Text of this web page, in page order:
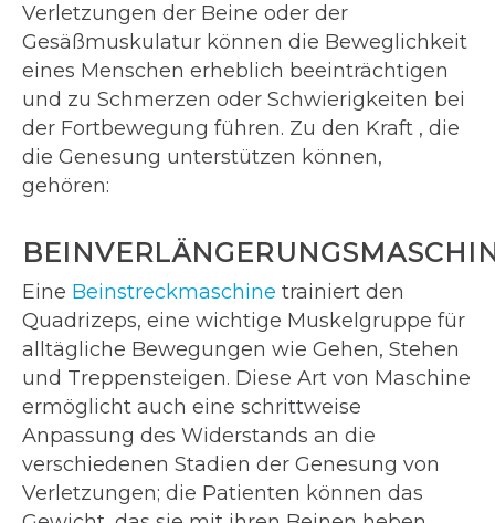
Verletzungen der Beine oder der
Gesäßmuskulatur können die Beweglichkeit
eines Menschen erheblich beeinträchtigen
und zu Schmerzen oder Schwierigkeiten bei
der Fortbewegung führen. Zu den Kraft , die
die Genesung unterstützen können,
gehören:
Eine Beinstreckmaschine trainiert den
Quadrizeps, eine wichtige Muskelgruppe für
alltägliche Bewegungen wie Gehen, Stehen
und Treppensteigen. Diese Art von Maschine
ermöglicht auch eine schrittweise
Anpassung des Widerstands an die
verschiedenen Stadien der Genesung von
Verletzungen; die Patienten können das